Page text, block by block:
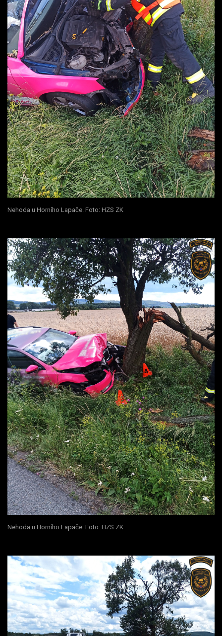
Nehoda u Horního Lapače. Foto: HZS ZK
Nehoda u Horního Lapače. Foto: HZS ZK